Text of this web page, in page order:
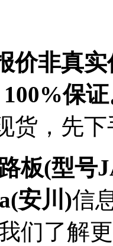
价非真
保
货，先
板(型号
安川)信
们了解